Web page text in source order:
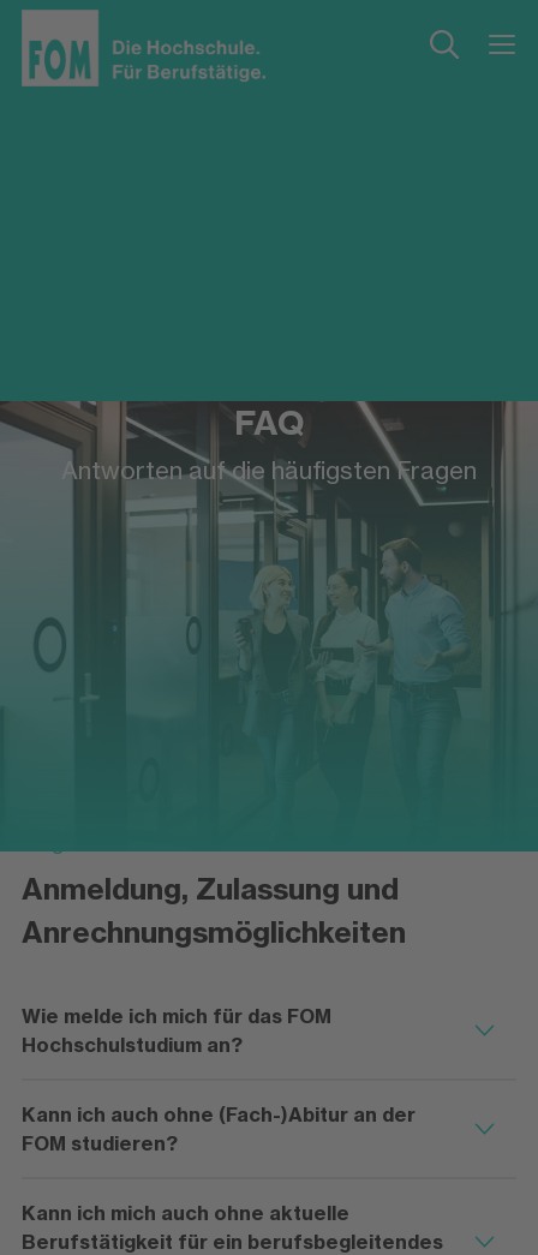
FAQ
Antworten auf die häufigsten Fragen
Anmeldung, Zulassung und
Anrechnungsmöglichkeiten
Wie melde ich mich für das FOM
Hochschulstudium an?
Kann ich auch ohne (Fach-)Abitur an der
FOM studieren?
Kann ich mich auch ohne aktuelle
Berufstätigkeit für ein berufsbegleitendes